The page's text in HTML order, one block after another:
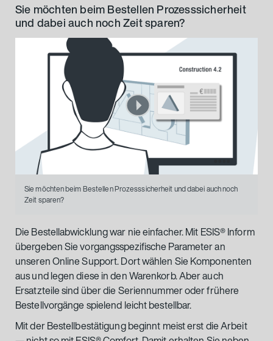
Sie möchten beim Bestellen Prozesssicherheit
und dabei auch noch Zeit sparen?
Sie möchten beim Bestellen Prozesssicherheit und dabei auch noch
Zeit sparen?
Die Bestellabwicklung war nie einfacher. Mit ESIS® Inform
übergeben Sie vorgangsspezifische Parameter an
unseren Online Support. Dort wählen Sie Komponenten
aus und legen diese in den Warenkorb. Aber auch
Ersatzteile sind über die Seriennummer oder frühere
Bestellvorgänge spielend leicht bestellbar.
Mit der Bestellbestätigung beginnt meist erst die Arbeit